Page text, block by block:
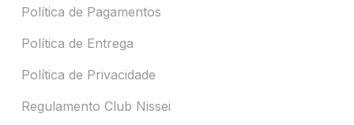
Política de Pagamentos
Política de Entrega
Política de Privacidade
Regulamento Club Nissei